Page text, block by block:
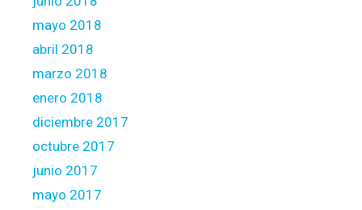
mayo 2018
abril 2018
marzo 2018
enero 2018
diciembre 2017
octubre 2017
junio 2017
mayo 2017